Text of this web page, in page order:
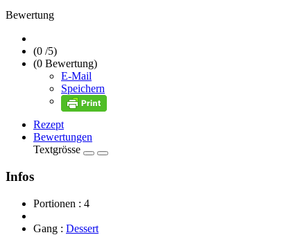
Bewertung
(0 /5)
(0 Bewertung)
E-Mail
Speichern
Rezept
Bewertungen
Textgrösse
Infos
Portionen : 4
Gang : Dessert